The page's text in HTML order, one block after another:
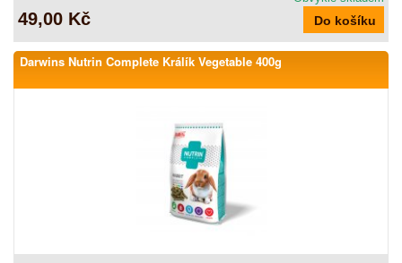
49,00 Kč
Darwins Nutrin Complete Králík Vegetable 400g